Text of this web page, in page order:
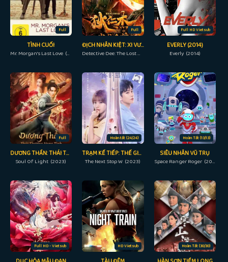
Full
TÌNH CUỐI
Mr. Morgan's Last Love (2013)
Full
ĐỊCH NHÂN KIỆT: XI VƯU HUYẾT ĐẰNG
Detective Dee: The Lost Gold (2018)
Full HD Vietsub
EVERLY (2014)
Everly (2014)
Full
DƯƠNG THẦN: THÁI THƯỢNG VONG TÌNH
Soul Of Light (2023)
Hoàn tất (24/24)
TRẠM KẾ TIẾP: THẾ GIỚI CỦA ANH
The Next Stop W (2023)
Hoàn Tất (13/13)
SIÊU NHÂN VŨ TRỤ
Space Ranger Roger (2017)
Full HD - Vietsub HD Vietsub Hoàn Tất (30/30)